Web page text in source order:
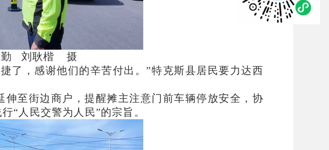
勤 刘耿楷 摄
了，感谢他们的辛苦付出。”特克斯县居民要力达西
至街边商户，提醒摊主注意门前车辆停放安全，协
“人民交警为人民”的宗旨。